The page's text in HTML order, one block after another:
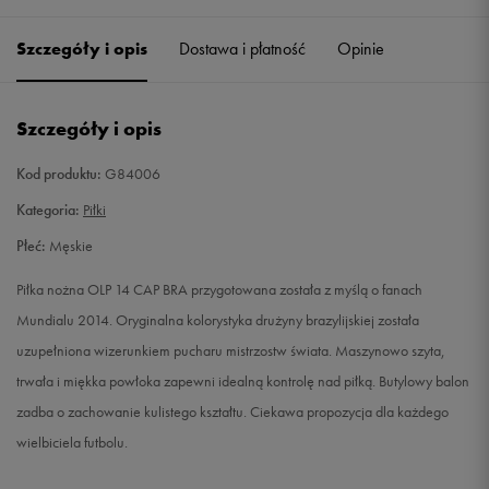
Szczegóły i opis Dostawa i płatność Opinie
Szczegóły i opis
Kod produktu: G84006
Kategoria: Piłki
Płeć: Męskie
Piłka nożna OLP 14 CAP BRA przygotowana została z myślą o fanach
Mundialu 2014. Oryginalna kolorystyka drużyny brazylijskiej została
uzupełniona wizerunkiem pucharu mistrzostw świata. Maszynowo szyta,
trwała i miękka powłoka zapewni idealną kontrolę nad piłką. Butylowy balon
zadba o zachowanie kulistego kształtu. Ciekawa propozycja dla każdego
wielbiciela futbolu.